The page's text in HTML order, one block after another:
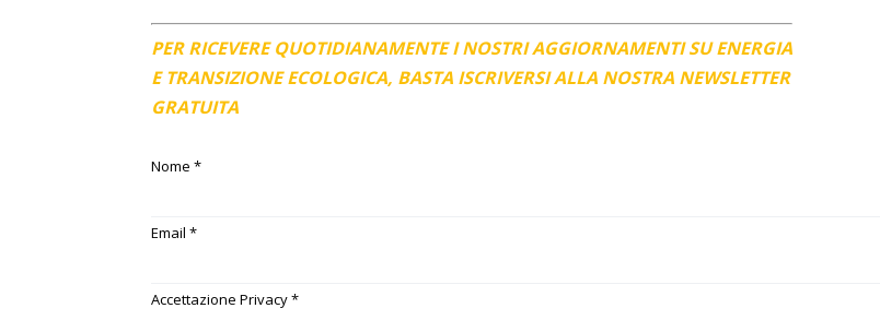
PER RICEVERE QUOTIDIANAMENTE I NOSTRI AGGIORNAMENTI SU ENERGIA
E TRANSIZIONE ECOLOGICA, BASTA ISCRIVERSI ALLA NOSTRA NEWSLETTER
GRATUITA
Nome *
Email *
Accettazione Privacy*